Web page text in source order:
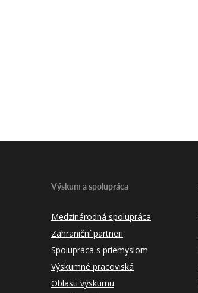
Výskum a spolupráca
Medzinárodná spolupráca
Zahraniční partneri
Spolupráca s priemyslom
Výskumné pracoviská
Oblasti výskumu